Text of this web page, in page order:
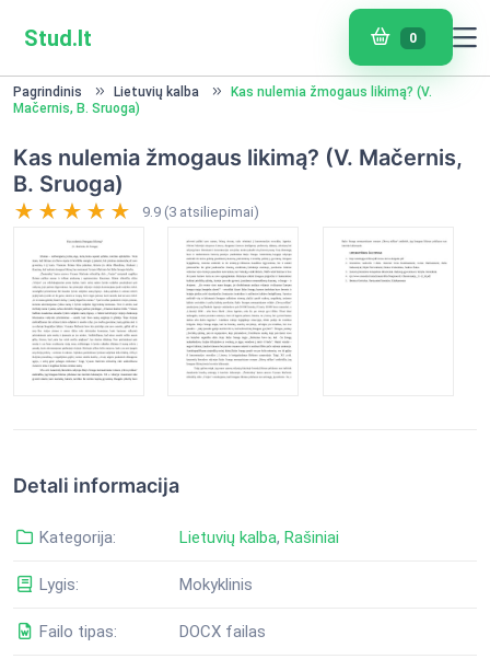
Stud.lt 0
Pagrindinis Lietuvių kalba
Kas nulemia žmogaus likimą? (V.
Mačernis, B. Sruoga)
Kas nulemia žmogaus likimą? (V. Mačernis,
B. Sruoga)
9.9 (3 atsiliepimai)
Detali informacija
Kategorija: Lietuvių kalba, Rašiniai
Lygis: Mokyklinis
Failo tipas: DOCX failas